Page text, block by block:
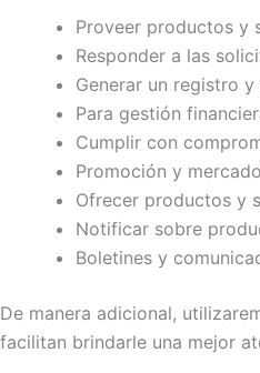
Proveer productos y
Responder a las
Generar un registro
Para gestión
Cumplir con
Promoción y
Ofrecer productos y
Notificar sobre
Boletines y
De manera adicional,
facilitan brindarle una mejor